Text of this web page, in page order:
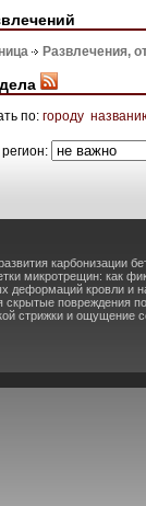
Развлечения,
по: городу
карбонизации
микротрещин: как
деформаций кровли и
скрытые повреждения
стрижки и ощущение